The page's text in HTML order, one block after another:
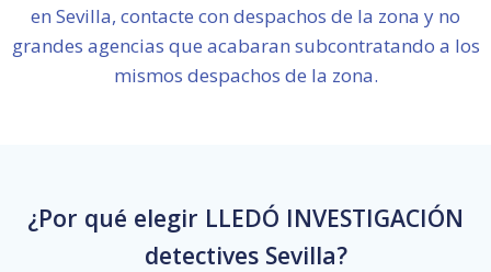
en Sevilla, contacte con despachos de la zona y no
grandes agencias que acabaran subcontratando a los
mismos despachos de la zona.
¿Por qué elegir LLEDÓ INVESTIGACIÓN
detectives Sevilla?